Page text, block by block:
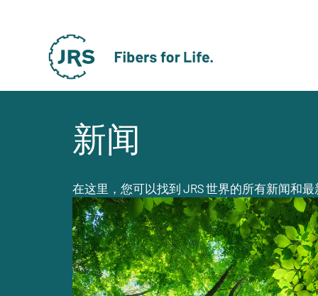
新闻
在这里，您可以找到 JRS 世界的所有新闻和